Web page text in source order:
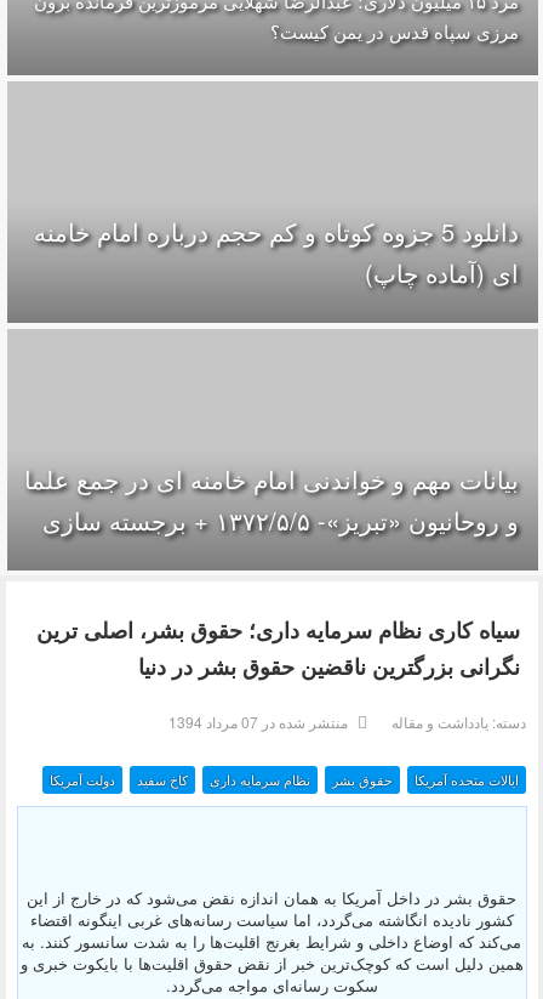
مرزی سپاه قدس در یمن کیست؟
دانلود 5 جزوه كوتاه و كم حجم درباره امام خامنه
ای (آماده چاپ)
بیانات مهم و خواندنی امام خامنه ای در جمع علما
و روحانیون «تبریز»- ۱۳۷۲/۵/۵ + برجسته سازی
سیاه کاری نظام سرمایه داری؛ حقوق بشر، اصلی ترین
نگرانی بزرگترین ناقضین حقوق بشر در دنیا
دسته:یادداشت و مقاله منتشر شده در 07 مرداد 1394
ایالات متحده آمریکا حقوق بشر نظام سرمایه داری کاخ سفید دولت آمریکا
حقوق بشر در داخل آمریکا به همان اندازه نقض می‌شود که در خارج از این
کشور نادیده انگاشته می‌گردد، اما سیاست رسانه‌های غربی اینگونه اقتضاء
می‌کند که اوضاع داخلی و شرایط بغرنج اقلیت‌ها را به شدت سانسور کنند. به
همین دلیل است که کوچک‌ترین خبر از نقض حقوق اقلیت‌ها با بایکوت خبری و
سکوت رسانه‌ای مواجه می‌گردد.